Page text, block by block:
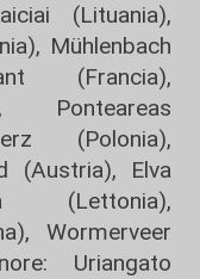
(Lituania),
Mühlenbach
(Francia),
Ponteareas
(Polonia),
(Austria), Elva
(Lettonia),
Wormerveer
Uriangato